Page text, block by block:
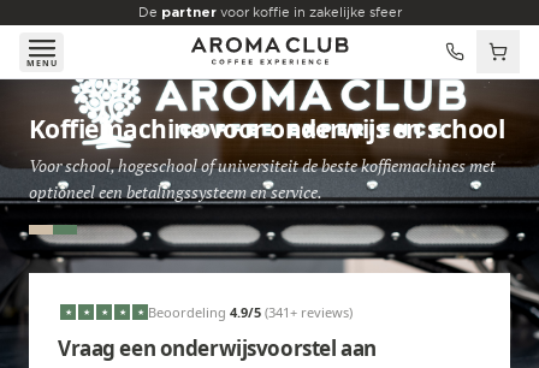
Skip to main content
De partnervoor koffie in zakelijke sfeer
MENU
Koffiemachine voor onderwijs en school
Voor school, hogeschool of universiteit de beste koffiemachines met
optioneel een betalingssysteem en service.
★ ★ ★ ★ ★ Beoordeling 4.9/5 (341+ reviews)
Vraag een onderwijsvoorstel aan